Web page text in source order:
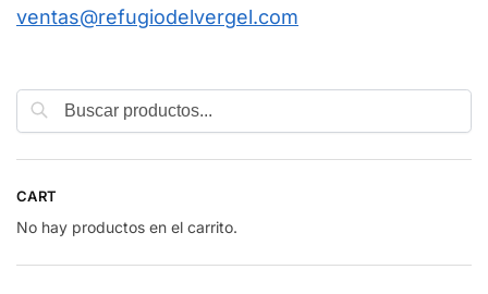
ventas@refugiodelvergel.com
CART
No hay productos en el carrito.